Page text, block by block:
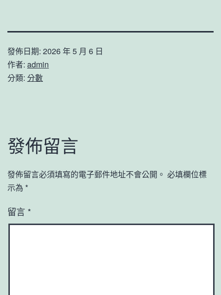
發佈日期: 2026 年 5 月 6 日
作者: admin
分類: 分數
發佈留言
發佈留言必須填寫的電子郵件地址不會公開。 必填欄位標
示為 *
留言 *